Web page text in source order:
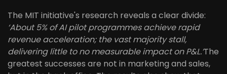
The MIT initiative's research reveals a clear divide:
‘About 5% of AI pilot programmes achieve rapid
revenue acceleration; the vast majority stall,
delivering little to no measurable impact on P&L.’The
greatest successes are not in marketing and sales,